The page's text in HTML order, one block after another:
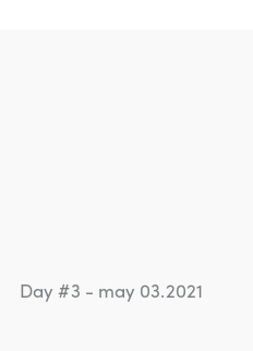
Day #3 - may 03.2021